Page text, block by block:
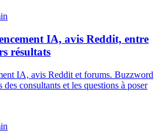
IA, avis Reddit, entre
résultats
IA, avis Reddit et forums. Buzzword
consultants et les questions à poser